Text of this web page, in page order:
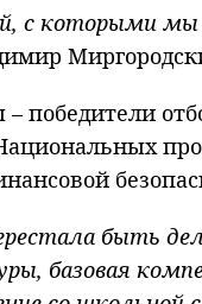
с которыми
победители
быть
базовая